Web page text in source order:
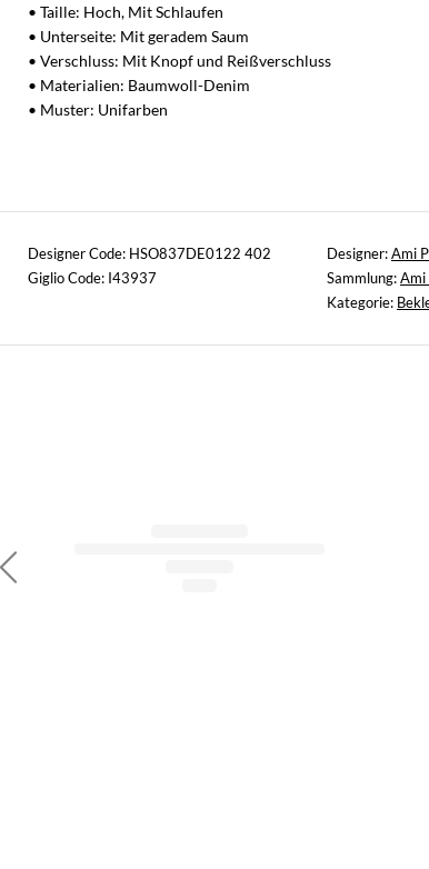
• Taille: Hoch, Mit Schlaufen
• Unterseite: Mit geradem Saum
• Verschluss: Mit Knopf und Reißverschluss
• Materialien: Baumwoll-Denim
• Muster: Unifarben
Designer Code: HSO837DE0122 402
Giglio Code: I43937
Designer:Ami
Sammlung:Ami
Kategorie: